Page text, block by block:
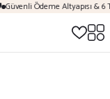
Güvenli Ödeme Altyapısı & 6